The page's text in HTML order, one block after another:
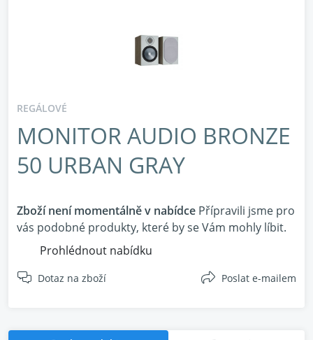
REGÁLOVÉ
MONITOR AUDIO BRONZE
50 URBAN GRAY
Zboží není momentálně v nabídce Přípravili jsme pro
vás podobné produkty, které by se Vám mohly líbit.
Prohlédnout nabídku
Dotaz na zboží Poslat e-mailem